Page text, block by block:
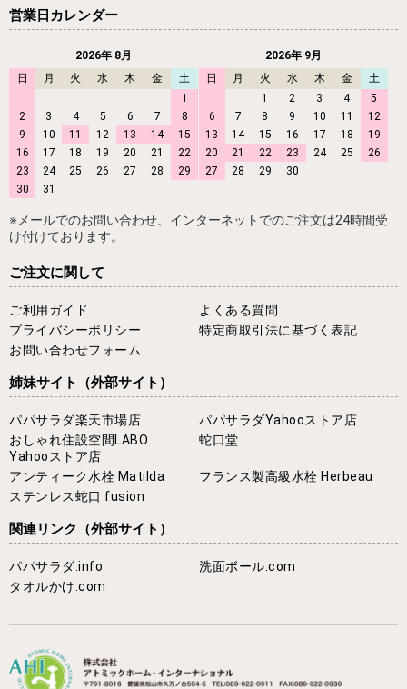
営業日カレンダー
2026年 8月
日
月 火 水 木 金
土
1
2
3 4 5 6 7
8
9
10 11 12 13 14
15
16
17 18 19 20 21
22
23
24 25 26 27 28
29
30
31
2026年 9月
日
月 火 水 木 金
土
1
2 3 4
5
6
7 8 9 10 11
12
13
14 15 16 17 18
19
20
21 22 23 24 25
26
27
28 29 30
※メールでのお問い合わせ、インターネットでのご注文は24時間受
け付けております。
ご注文に関して
ご利用ガイド
よくある質問
プライバシーポリシー
特定商取引法に基づく表記
お問い合わせフォーム
姉妹サイト （外部サイト）
パパサラダ楽天市場店
パパサラダYahooストア店
おしゃれ住設空間LABO
Yahooストア店
蛇口堂
アンティーク水栓 Matilda
フランス製高級水栓 Herbeau
ステンレス蛇口 fusion
関連リンク （外部サイト）
パパサラダ.info
洗面ボール.com
タオルかけ.com